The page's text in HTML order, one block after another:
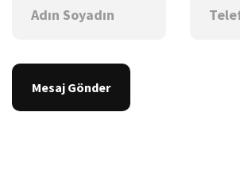
Mesaj Gönder